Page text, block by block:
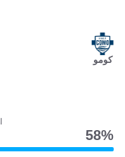
كومو
58‎%‎